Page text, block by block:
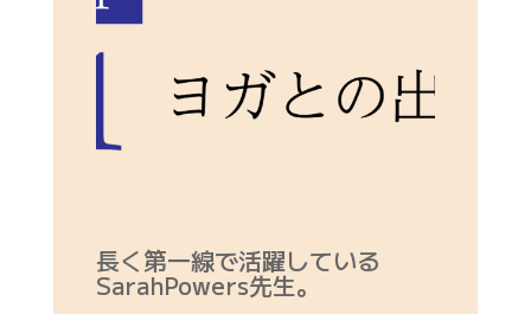
長く第一線で活躍している
SarahPowers先生。